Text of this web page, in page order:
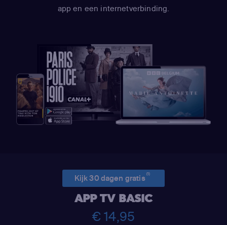
app en een internetverbinding.
Kijk 30 dagen gratis(1)
APP TV BASIC
€ 14,95